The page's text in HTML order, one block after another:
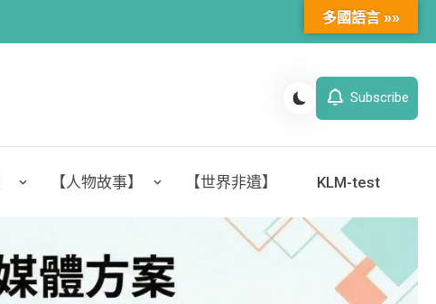
Subscribe
【人物故事】 【世界非遺】 KLM-test
多國語言 »»